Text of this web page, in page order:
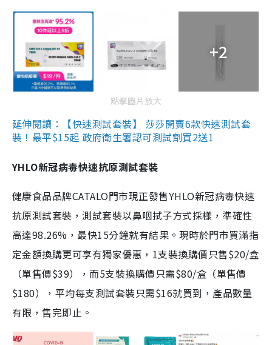
+2
點擊圖片放大
延伸閱讀：【快速測試套裝】 莎莎開賣6款快速測試套
裝！最平$15起 政府衛生署認可測試劑買2送1
YHLO新冠病毒快速抗原測試套裝
健康食品品牌CATALO門市現正發售YHLO新冠病毒快速
抗原測試套裝，測試套裝以鼻咽拭子方式採樣，準確性
高達98.26%，最快15分鐘就有結果。現時於門市買滿指
定金額換購更可享有獨家優惠，1支裝換購價只售$20/盒
（單售價$39），而5支裝換購價只需$80/盒（單售價
$180），平均每支測試套裝只需$16就買到，產品數量
有限，售完即止。